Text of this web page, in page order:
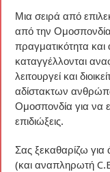
Μια σειρά από
από την
πραγματικότητα
καταγγέλλονται
λειτουργεί και
αδίστακτων
Ομοσπονδία για να
επιδιώξεις.
Σας ξεκαθαρίζω για
(και αναπληρωτή